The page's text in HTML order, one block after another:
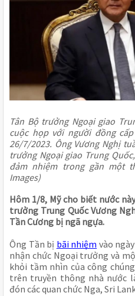
Tân Bộ trưởng Ngoại giao
cuộc họp với người đồng
26/7/2023. Ông Vương Nghị
trưởng Ngoại giao Trung
đảm nhiệm trong gần một
Images)
Hôm 1/8, Mỹ cho biết nước
trưởng Trung Quốc Vương
Tần Cương bị ngã ngựa.
Ông Tần bị bãi nhiệm vào
nhận chức Ngoại trưởng và
khỏi tầm nhìn của công
trên truyền thông nhà nước
đón các quan chức Nga, Sri